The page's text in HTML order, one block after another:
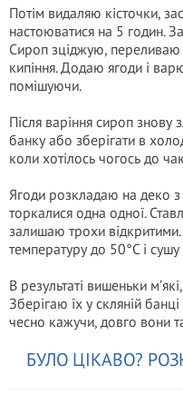
Потім видаляю кісточки,
настоюватися на 5 годин.
Сироп зціджую,
кипіння. Додаю ягоди і
помішуючи.
Після варіння сироп
банку або зберігати в
коли хотілось чогось до
Ягоди розкладаю на деко
торкалися одна одної.
залишаю трохи
температуру до 50°C і
В результаті вишеньки
Зберігаю їх у скляній
чесно кажучи, довго вони
БУЛО ЦІКАВО?